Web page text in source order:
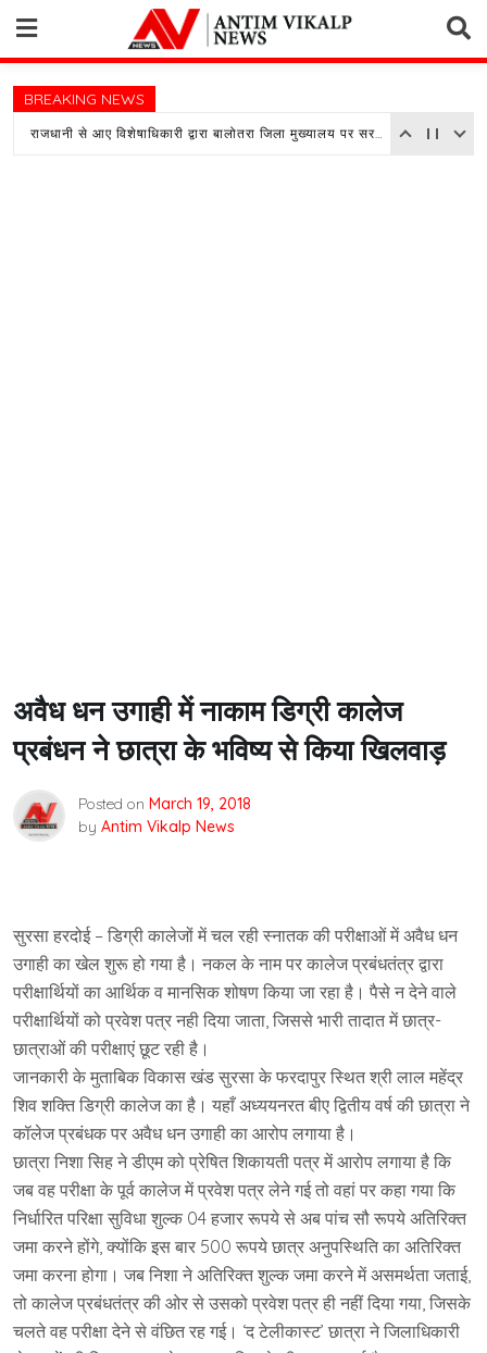
content
BREAKING NEWS
राजधानी से आए विशेषाधिकारी द्वारा बालोतरा जिला मुख्यालय पर सरकारी अस्पताल का किया औचक निरीक्षण
अवैध धन उगाही में नाकाम डिग्री कालेज
प्रबंधन ने छात्रा के भविष्य से किया खिलवाड़
Posted on March 19, 2018
by Antim Vikalp News
सुरसा हरदोई – डिग्री कालेजों में चल रही स्नातक की परीक्षाओं में अवैध धन
उगाही का खेल शुरू हो गया है। नकल के नाम पर कालेज प्रबंधतंत्र द्वारा
परीक्षार्थियों का आर्थिक व मानसिक शोषण किया जा रहा है। पैसे न देने वाले
परीक्षार्थियों को प्रवेश पत्र नही दिया जाता, जिससे भारी तादात में छात्र-
छात्राओं की परीक्षाएं छूट रही है।
जानकारी के मुताबिक विकास खंड सुरसा के फरदापुर स्थित श्री लाल महेंद्र
शिव शक्ति डिग्री कालेज का है। यहाँ अध्ययनरत बीए द्वितीय वर्ष की छात्रा ने
कॉलेज प्रबंधक पर अवैध धन उगाही का आरोप लगाया है।
छात्रा निशा सिह ने डीएम को प्रेषित शिकायती पत्र में आरोप लगाया है कि
जब वह परीक्षा के पूर्व कालेज में प्रवेश पत्र लेने गई तो वहां पर कहा गया कि
निर्धारित परिक्षा सुविधा शुल्क 04 हजार रूपये से अब पांच सौ रूपये अतिरिक्त
जमा करने होंगे, क्योंकि इस बार 500 रूपये छात्र अनुपस्थिति का अतिरिक्त
जमा करना होगा। जब निशा ने अतिरिक्त शुल्क जमा करने में असमर्थता जताई,
तो कालेज प्रबंधतंत्र की ओर से उसको प्रवेश पत्र ही नहीं दिया गया, जिसके
चलते वह परीक्षा देने से वंछित रह गई। ‘द टेलीकास्ट’ छात्रा ने जिलाधिकारी